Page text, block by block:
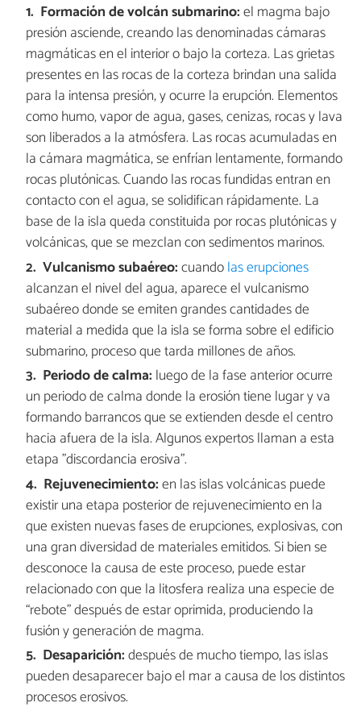
Formación de volcán submarino:el magma bajo
presión asciende, creando las denominadas cámaras
magmáticas en el interior o bajo la corteza. Las grietas
presentes en las rocas de la corteza brindan una salida
para la intensa presión, y ocurre la erupción. Elementos
como humo, vapor de agua, gases, cenizas, rocas y lava
son liberados a la atmósfera. Las rocas acumuladas en
la cámara magmática, se enfrían lentamente, formando
rocas plutónicas. Cuando las rocas fundidas entran en
contacto con el agua, se solidifican rápidamente. La
base de la isla queda constituida por rocas plutónicas y
volcánicas, que se mezclan con sedimentos marinos.
Vulcanismo subaéreo:cuandolas erupciones
alcanzan el nivel del agua, aparece el vulcanismo
subaéreo donde se emiten grandes cantidades de
material a medida que la isla se forma sobre el edificio
submarino, proceso que tarda millones de años.
Periodo de calma: luego de la fase anterior ocurre
un periodo de calma donde la erosión tiene lugar y va
formando barrancos que se extienden desde el centro
hacia afuera de la isla. Algunos expertos llaman a esta
etapa "discordancia erosiva".
Rejuvenecimiento:en las islas volcánicas puede
existir una etapa posterior de rejuvenecimiento en la
que existen nuevas fases de erupciones, explosivas, con
una gran diversidad de materiales emitidos. Si bien se
desconoce la causa de este proceso, puede estar
relacionado con que la litosfera realiza una especie de
“rebote” después de estar oprimida, produciendo la
fusión y generación de magma.
Desaparición:después de mucho tiempo, las islas
pueden desaparecer bajo el mar a causa de los distintos
procesos erosivos.